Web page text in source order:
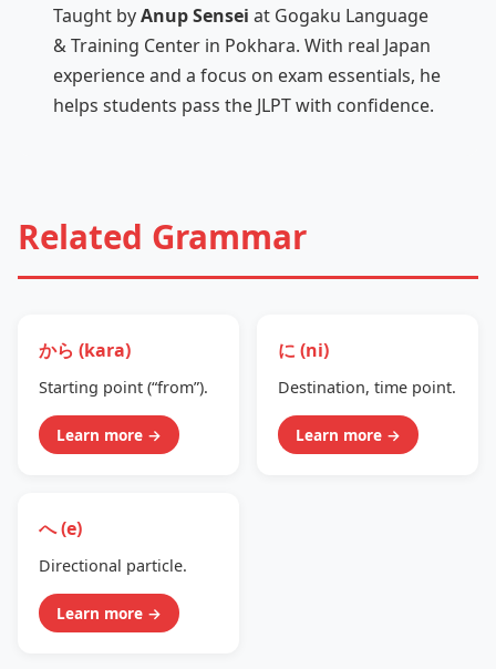
Taught byAnup Sensei at Gogaku Language
& Training Center in Pokhara. With real Japan
experience and a focus on exam essentials, he
helps students pass the JLPT with confidence.
Related Grammar
から (kara)
Starting point (“from”).
Learn more →
に (ni)
Destination, time point.
Learn more →
へ (e)
Directional particle.
Learn more →